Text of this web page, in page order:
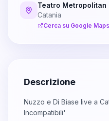
Teatro Metropolitan
Catania
Cerca su Google Maps
Descrizione
Nuzzo e Di Biase live a
Incompatibili'